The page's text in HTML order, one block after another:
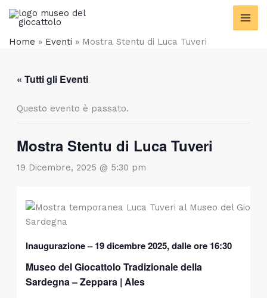
contenuto
Vai
Home » Eventi » Mostra Stentu di Luca Tuveri
« Tutti gli Eventi
Questo evento è passato.
Mostra Stentu di Luca Tuveri
19 Dicembre, 2025 @ 5:30 pm
Inaugurazione – 19 dicembre 2025, dalle ore 16:30
Museo del Giocattolo Tradizionale della
Sardegna – Zeppara | Ales